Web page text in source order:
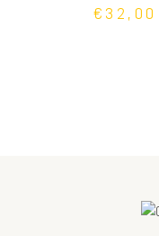
€32,00